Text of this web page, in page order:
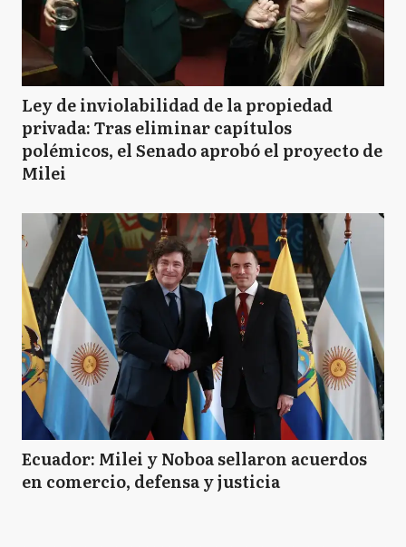
Ley de inviolabilidad de la propiedad
privada: Tras eliminar capítulos
polémicos, el Senado aprobó el proyecto de
Milei
Ecuador: Milei y Noboa sellaron acuerdos
en comercio, defensa y justicia